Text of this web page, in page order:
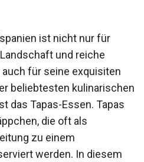
verstummten
nicht wie Folklore für
das zum Alltag
reist, merkt schnell,
Unterhaltung ist. Sie
Geschichte,
davon, wie eine Regi...
ist nicht nur für
und reiche
für seine exquisiten
beliebtesten kulinarischen
das Tapas-Essen. Tapas
die oft als
zu einem
werden. In diesem